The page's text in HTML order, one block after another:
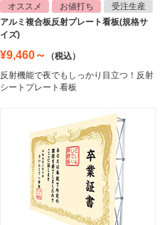
オススメ
お値打ち
受注生産
アルミ複合板反射プレート看板(規格サ
イズ)
¥9,460～
（税込）
反射機能で夜でもしっかり目立つ！反射
シートプレート看板